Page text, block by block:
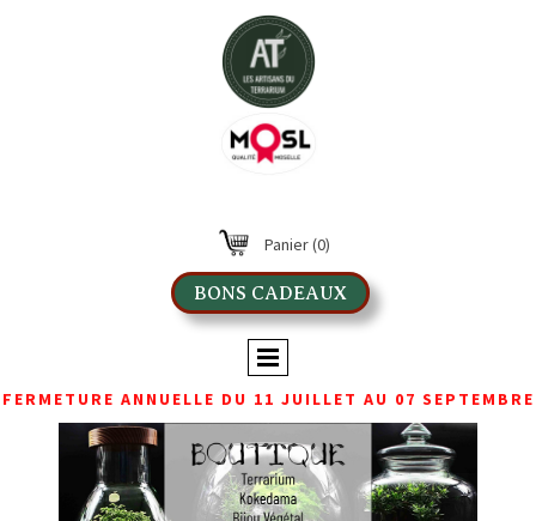
Panier(0)
BONS CADEAUX
FERMETURE ANNUELLE DU 11 JUILLET AU 07 SEPTEMBRE